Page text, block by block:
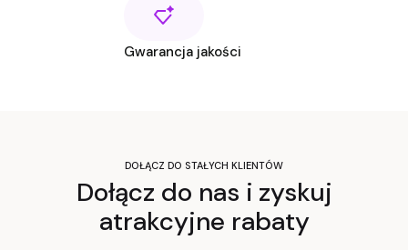
Gwarancja jakości
DOŁĄCZ DO STAŁYCH KLIENTÓW
Dołącz do nas i zyskuj
atrakcyjne rabaty